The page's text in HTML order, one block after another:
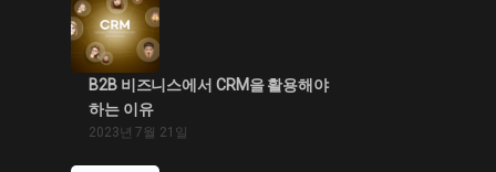
B2B 비즈니스에서 CRM을 활용해야
하는 이유
2023년 7월 21일